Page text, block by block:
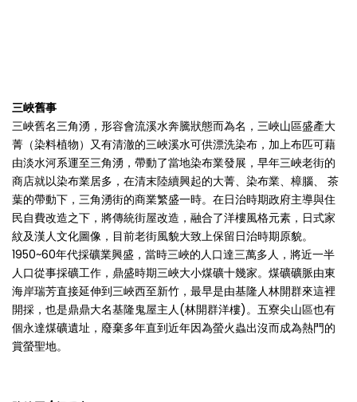
三峽舊事
三峽舊名三角湧，形容會流溪水奔騰狀態而為名，三峽山區盛產大
菁（染料植物）又有清澈的三峽溪水可供漂洗染布，加上布匹可藉
由淡水河系運至三角湧，帶動了當地染布業發展，早年三峽老街的
商店就以染布業居多，在清末陸續興起的大菁、染布業、樟腦、 茶
葉的帶動下，三角湧街的商業繁盛一時。在日治時期政府主導與住
民自費改造之下，將傳統街屋改造，融合了洋樓風格元素，日式家
紋及漢人文化圖像，目前老街風貌大致上保留日治時期原貌。
1950~60年代採礦業興盛，當時三峽的人口達三萬多人，將近一半
人口從事採礦工作，鼎盛時期三峽大小煤礦十幾家。煤礦礦脈由東
海岸瑞芳直接延伸到三峽西至新竹，最早是由基隆人林開群來這裡
開採，也是鼎鼎大名基隆鬼屋主人(林開群洋樓)。五寮尖山區也有
個永達煤礦遺址，廢棄多年直到近年因為螢火蟲出沒而成為熱門的
賞螢聖地。